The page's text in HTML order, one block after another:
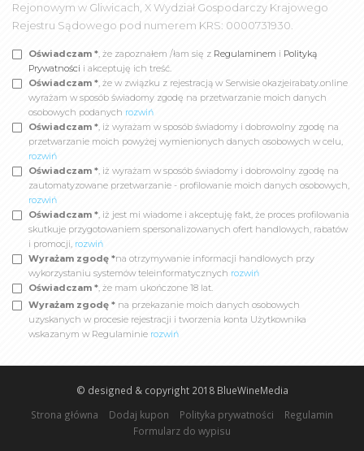
Rejonowym w Gliwicach, X Wydział Gospodarczy Krajowego
Rejestru Sądowego pod numerem KRS: 0000731930.
Oświadczam *, że zapoznałem /łam się z Regulaminem i Polityką
Prywatności i akceptuję ich treść.
Oświadczam *, że w związku z rejestracją w Serwisie okazjeirabaty.online
wyrażam w sposób świadomy zgodę na przetwarzanie moich danych
osobowych podanych rozwiń
Oświadczam *, iż wyrażam w sposób świadomy i dobrowolny zgodę na
przetwarzanie moich powyżej wymienionych danych osobowych w celu,
rozwiń
Oświadczam *, iż wyrażam w sposób świadomy i dobrowolny zgodę na
zautomatyzowane przetwarzanie - profilowanie moich danych osobowych,
rozwiń
Oświadczam *, iż jest mi wiadome i akceptuję fakt, że proces profilowania
skutkuje przygotowaniem spersonalizowanych ofert handlowych, rabatów
i promocji, rozwiń
Wyrażam zgodę *na otrzymywanie informacji handlowych przy
wykorzystaniu systemów teleinformatycznych rozwiń
Oświadczam *, że mam ukończone 18 lat.
Wyrażam zgodę * na przekazanie moich danych osobowych
uzyskanych w procesie rejestracji i tworzenia konta Użytkownika
wskazanym w Regulaminie rozwiń
© designed & copyright 2018 BlueWineMedia
Strona główna
Dodaj kupon Polityka prywatności
Regulamin
Formularz do wypisu